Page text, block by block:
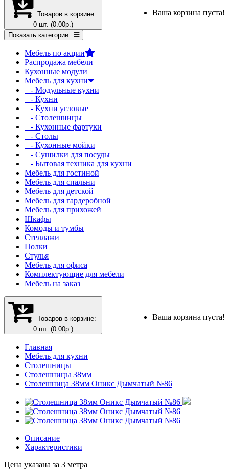
Товаров в корзине:
0 шт. (0.00р.)
Ваша корзина пуста!
Показать категории
Мебель по акции
Распродажа мебели
Кухонные модули
Мебель для кухни
- Модульные кухни
- Кухни
- Кухни угловые
- Столешницы
- Кухонные фартуки
- Столы
- Кухонные мойки
- Сушилки для посуды
- Бытовая техника для кухни
Мебель для гостиной
Мебель для спальни
Мебель для детской
Мебель для гардеробной
Мебель для прихожей
Шкафы
Комоды и тумбы
Стеллажи
Полки
Стулья
Мебель для офиса
Комплектующие для мебели
Мебель на заказ
Товаров в корзине:
0 шт. (0.00р.)
Ваша корзина пуста!
Главная
Мебель для кухни
Столешницы
Столешницы 38мм
Столешница 38мм Оникс Дымчатый №86
Описание
Характеристики
Цена указана за 3 метра